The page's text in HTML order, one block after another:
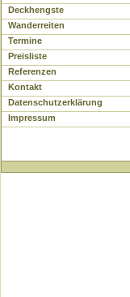
Deckhengste
Wanderreiten
Termine
Preisliste
Referenzen
Kontakt
Datenschutzerklärung
Impressum